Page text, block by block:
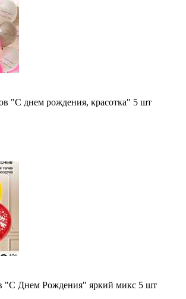
"С днем рождения, красотка" 5 шт
"С Днем Рождения" яркий микс 5 шт